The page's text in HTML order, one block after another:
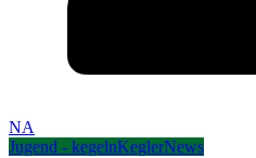
NA
Jugend - kegelnKeglerNews